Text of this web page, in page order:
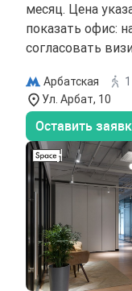
месяц. Цена
показать офис:
согласовать
Арбатская
Ул. Арбат, 10
Оставить